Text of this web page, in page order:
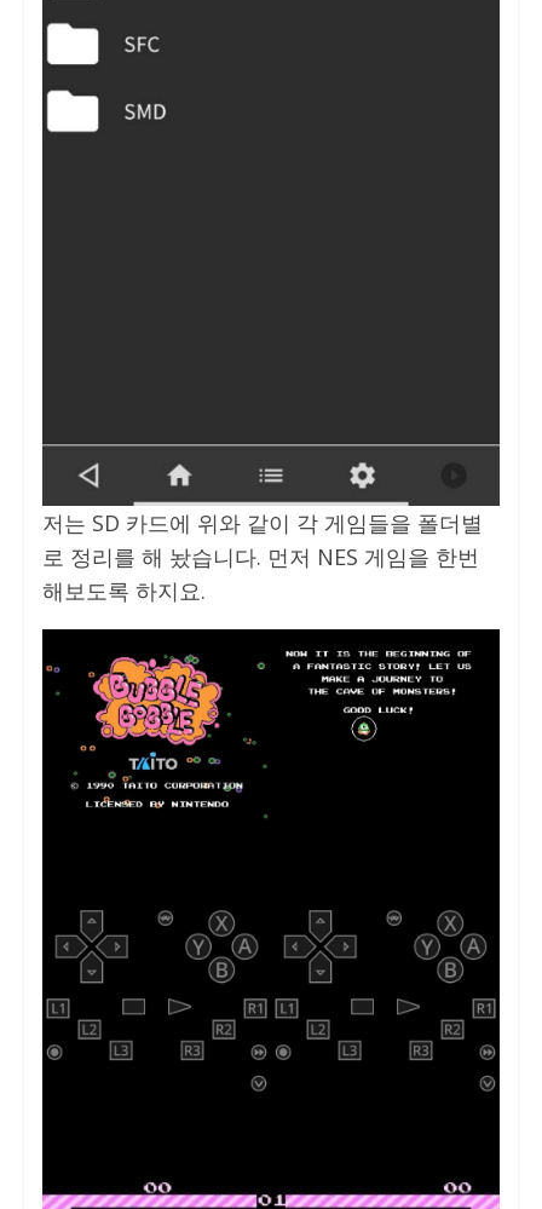
저는 SD 카드에 위와 같이 각 게임들을 폴더별
로 정리를 해 놨습니다. 먼저 NES 게임을 한번
해보도록 하지요.